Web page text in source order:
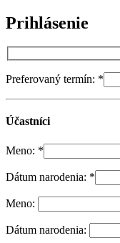
Prihlásenie
Preferovaný termín: *
Účastníci
Meno: *
Dátum narodenia: *
Meno:
Dátum narodenia: